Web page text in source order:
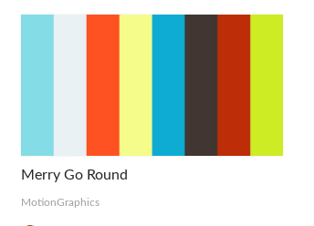
Merry Go Round
MotionGraphics